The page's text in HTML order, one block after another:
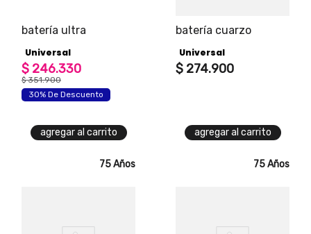
batería ultra
Universal
$ 246.330
$ 351.900
30% De Descuento
agregar al carrito
batería cuarzo
Universal
$ 274.900
agregar al carrito
75 Años 75 Años